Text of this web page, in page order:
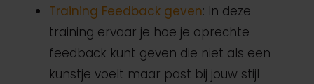
Training Feedback geven: In deze
training ervaar je hoe je oprechte
feedback kunt geven die niet als een
kunstje voelt maar past bij jouw stijl